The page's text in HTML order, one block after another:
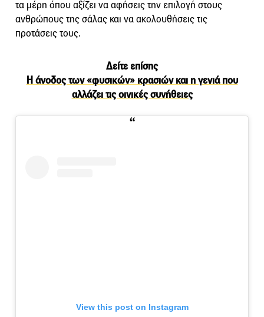
τα μέρη όπου αξίζει να αφήσεις την επιλογή στους
ανθρώπους της σάλας και να ακολουθήσεις τις
προτάσεις τους.
Δείτε επίσης
Η άνοδος των «φυσικών» κρασιών και η γενιά που
αλλάζει τις οινικές συνήθειες
View this post on Instagram